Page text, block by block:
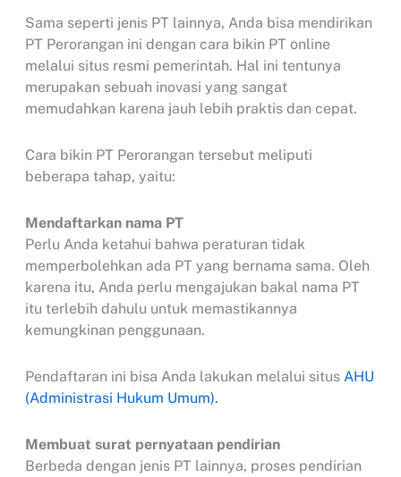
Sama seperti jenis PT lainnya, Anda bisa mendirikan
PT Perorangan ini dengan cara bikin PT online
melalui situs resmi pemerintah. Hal ini tentunya
merupakan sebuah inovasi yang sangat
memudahkan karena jauh lebih praktis dan cepat.
Cara bikin PT Perorangan tersebut meliputi
beberapa tahap, yaitu:
Mendaftarkan nama PT
Perlu Anda ketahui bahwa peraturan tidak
memperbolehkan ada PT yang bernama sama. Oleh
karena itu, Anda perlu mengajukan bakal nama PT
itu terlebih dahulu untuk memastikannya
kemungkinan penggunaan.
Pendaftaran ini bisa Anda lakukan melalui situs AHU
(Administrasi Hukum Umum).
Membuat surat pernyataan pendirian
Berbeda dengan jenis PT lainnya, proses pendirian